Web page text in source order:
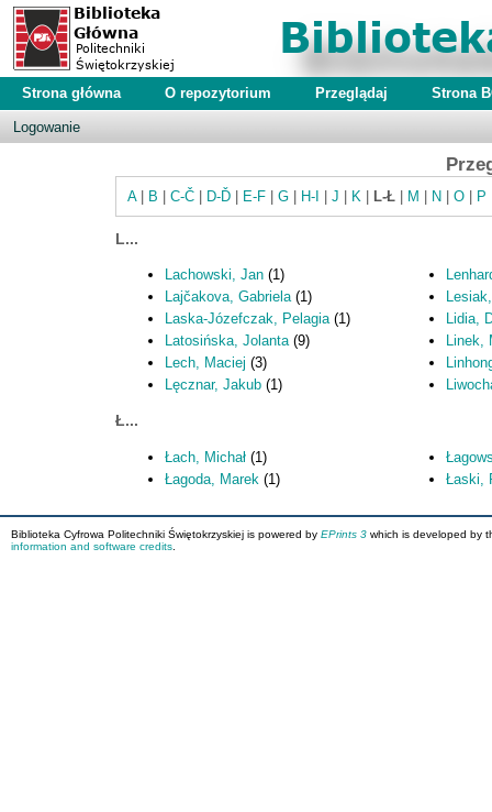
Strona główna O repozytorium Przeglądaj Strona
Logowanie
A| B C-Č D-Ď E-F G H-I J K L-Ł M N O P
L...
Lachowski, Jan (1)
Lajčakova, Gabriela(1)
Laska-Józefczak, Pelagia(1)
Latosińska, Jolanta(9)
Lech, Maciej (3)
Lęcznar, Jakub (1)
Lidia,
Linek,
Ł...
Łach, Michał (1)
Łagoda, Marek (1)
Łaski,
Biblioteka Cyfrowa Politechniki Świętokrzyskiej is powered by EPrints 3 which is developed by
information and software credits